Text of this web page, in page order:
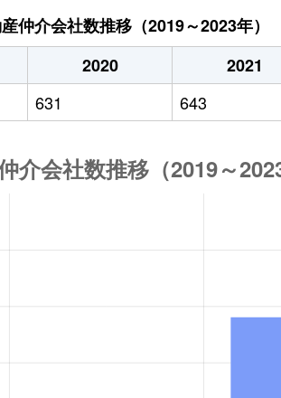
仲介会社数推移（2019～2023年）
2020 2021
631 643